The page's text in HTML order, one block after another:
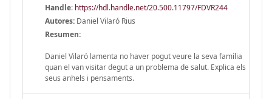
Handle: https://hdl.handle.net/20.500.11797/FDVR244
Autores: Daniel Vilaró Rius
Resumen:
Daniel Vilaró lamenta no haver pogut veure la seva família
quan el van visitar degut a un problema de salut. Explica els
seus anhels i pensaments.